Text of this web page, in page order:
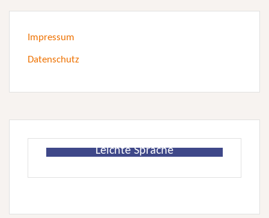
Impressum
Datenschutz
Leichte Sprache